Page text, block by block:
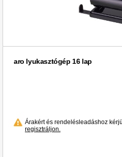
aro lyukasztógép 16 lap
Árakért és rendelésleadáshoz
regisztráljon.